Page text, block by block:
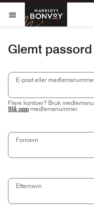
Skip to Content
openMenu
Marriott
Glemt passord
E-post eller
Flere kontoer? Bruk
Slå opp medlemsnummer.
Fornavn
Etternavn